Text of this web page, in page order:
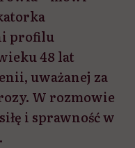
profilu
48 lat
uważanej za
W rozmowie
i sprawność w